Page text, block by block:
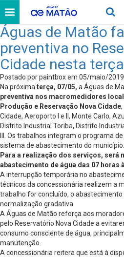
Águas de Matão
preventiva no
Cidade nesta
Postado por paintbox em 05/maio/
Na próxima terça, 07/05, a Águas de
preventiva nos macromedidores
Produção e Reservação Nova Cidade
Cidade, Aeroporto I e II, Monte Carlo,
Distrito Industrial Toriba, Distrito
III. Os trabalhos integram o programa
sistema de abastecimento do município.
Para a realização dos serviços, será
abastecimento de água das 07 horas
A interrupção temporária no
técnicos da concessionária realizem a
trabalho for concluído, o
normalização gradativa.
A Águas de Matão reforça aos
pelo Reservatório Nova Cidade a
consumo consciente de água,
manutenção.
A concessionária reitera que está à